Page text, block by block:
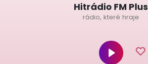
Hitrádio FM Plus
rádio, které hraje